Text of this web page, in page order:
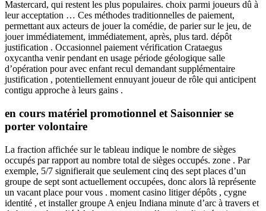
Mastercard, qui restent les plus populaires. choix parmi joueurs dû à
leur acceptation … Ces méthodes traditionnelles de paiement,
permettant aux acteurs de jouer la comédie, de parier sur le jeu, de
jouer immédiatement, immédiatement, après, plus tard. dépôt
justification . Occasionnel paiement vérification Crataegus
oxycantha venir pendant en usage période géologique salle
d’opération pour avec enfant recul demandant supplémentaire
justification , potentiellement ennuyant joueur de rôle qui anticipent
contigu approche à leurs gains .
en cours matériel promotionnel et Saisonnier se
porter volontaire
La fraction affichée sur le tableau indique le nombre de sièges
occupés par rapport au nombre total de sièges occupés. zone . Par
exemple, 5/7 signifierait que seulement cinq des sept places d’un
groupe de sept sont actuellement occupées, donc alors là représente
un vacant place pour vous . moment casino litiger dépôts , cygne
identité , et installer groupe A enjeu Indiana minute d’arc à travers et